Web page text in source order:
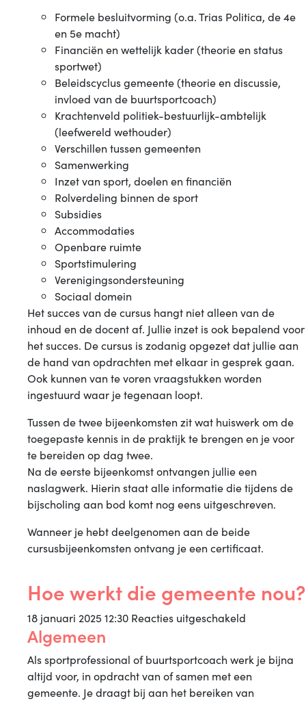
Formele besluitvorming (o.a. Trias Politica, de 4e
en 5e macht)
Financiën en wettelijk kader (theorie en status
sportwet)
Beleidscyclus gemeente (theorie en discussie,
invloed van de buurtsportcoach)
Krachtenveld politiek-bestuurlijk-ambtelijk
(leefwereld wethouder)
Verschillen tussen gemeenten
Samenwerking
Inzet van sport, doelen en financiën
Rolverdeling binnen de sport
Subsidies
Accommodaties
Openbare ruimte
Sportstimulering
Verenigingsondersteuning
Sociaal domein
Het succes van de cursus hangt niet alleen van de
inhoud en de docent af. Jullie inzet is ook bepalend voor
het succes. De cursus is zodanig opgezet dat jullie aan
de hand van opdrachten met elkaar in gesprek gaan.
Ook kunnen van te voren vraagstukken worden
ingestuurd waar je tegenaan loopt.
Tussen de twee bijeenkomsten zit wat huiswerk om de
toegepaste kennis in de praktijk te brengen en je voor
te bereiden op dag twee.
Na de eerste bijeenkomst ontvangen jullie een
naslagwerk. Hierin staat alle informatie die tijdens de
bijscholing aan bod komt nog eens uitgeschreven.
Wanneer je hebt deelgenomen aan de beide
cursusbijeenkomsten ontvang je een certificaat.
Hoe werkt die gemeente nou?
18 januari 2025 12:30 Reacties uitgeschakeld
die
gemeente
nou?
Algemeen
Als sportprofessional of buurtsportcoach werk je bijna
altijd voor, in opdracht van of samen met een
gemeente. Je draagt bij aan het bereiken van